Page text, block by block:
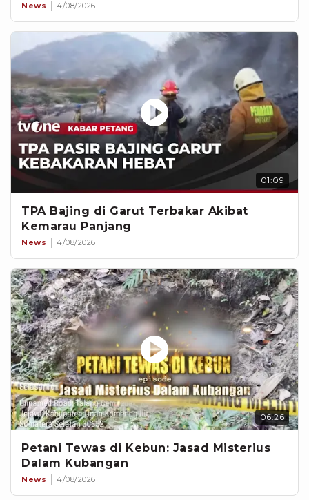
News 4/08/2026
01:09
TPA Bajing di Garut Terbakar Akibat
Kemarau Panjang
News 4/08/2026
06:26
Petani Tewas di Kebun: Jasad Misterius
Dalam Kubangan
News 4/08/2026